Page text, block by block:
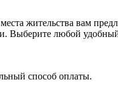
жительства вам
Выберите любой
способ оплаты.